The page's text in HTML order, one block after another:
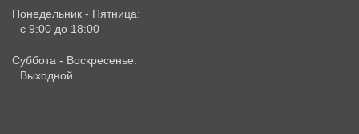
Понедельник - Пятница:
с 9:00 до 18:00
Суббота - Воскресенье:
Выходной